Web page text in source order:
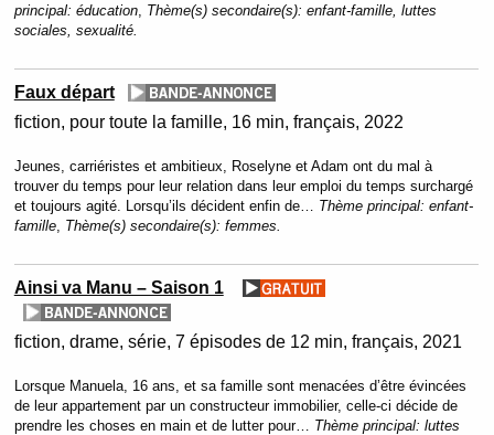
principal: éducation, Thème(s) secondaire(s): enfant-famille, luttes
sociales, sexualité.
Faux départ
fiction pour toute la famille 16 min français 2022
Jeunes, carriéristes et ambitieux, Roselyne et Adam ont du mal à
trouver du temps pour leur relation dans leur emploi du temps surchargé
et toujours agité. Lorsqu’ils décident enfin de… Thème principal: enfant-
famille, Thème(s) secondaire(s): femmes.
Ainsi va Manu – Saison 1
fiction drame série 7 épisodes de 12 min français 2021
Lorsque Manuela, 16 ans, et sa famille sont menacées d’être évincées
de leur appartement par un constructeur immobilier, celle-ci décide de
prendre les choses en main et de lutter pour… Thème principal: luttes